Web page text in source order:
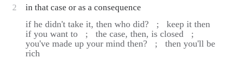
2 in that case or as a consequence
if he didn't take it, then who did? ;
keep it then
if you want to ;
the case, then, is closed ;
you've made up your mind then? ;
then you'll be
rich